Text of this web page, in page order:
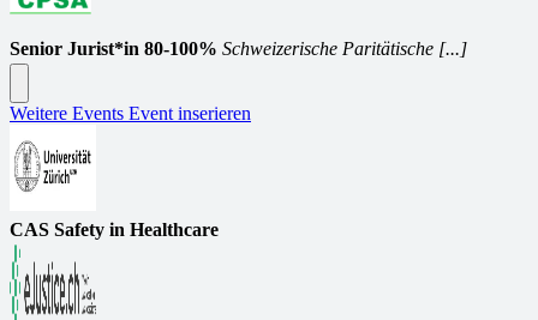
Senior Jurist*in 80-100% Schweizerische Paritätische [...]
Weitere Events Event inserieren
CAS Safety in Healthcare